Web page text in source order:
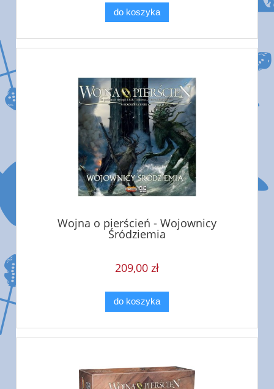
do koszyka
Wojna o pierścień - Wojownicy
Śródziemia
209,00 zł
do koszyka